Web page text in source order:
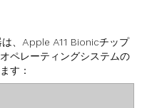
、Apple A11 Bionicチップ
ペレーティングシステムの
す：